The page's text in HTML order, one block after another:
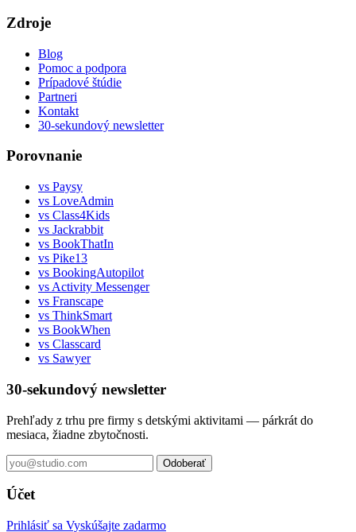
Zdroje
Blog
Pomoc a podpora
Prípadové štúdie
Partneri
Kontakt
30-sekundový newsletter
Porovnanie
vs Paysy
vs LoveAdmin
vs Class4Kids
vs Jackrabbit
vs BookThatIn
vs Pike13
vs BookingAutopilot
vs Activity Messenger
vs Franscape
vs ThinkSmart
vs BookWhen
vs Classcard
vs Sawyer
30-sekundový newsletter
Prehľady z trhu pre firmy s detskými aktivitami — párkrát do
mesiaca, žiadne zbytočnosti.
Odoberať
Účet
Prihlásiť sa Vyskúšajte zadarmo